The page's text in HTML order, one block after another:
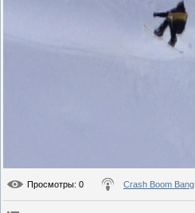
Просмотры: 0 Crash Boom Bang